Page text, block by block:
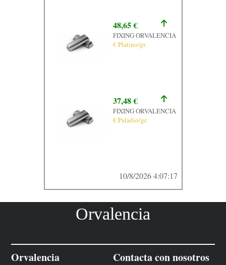
48,65 €
FIXING ORVALENCIA
€ Platino/gr.
37,48 €
FIXING ORVALENCIA
€ Paladio/gr.
10/8/2026 4:07:17
Orvalencia
Orvalencia Contacta con nosotros